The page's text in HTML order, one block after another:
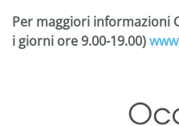
Per maggiori informazioni
i giorni ore 9.00-19.00)